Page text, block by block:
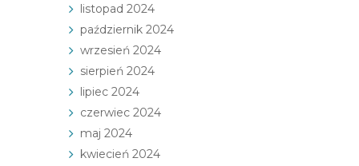
listopad 2024
październik 2024
wrzesień 2024
sierpień 2024
lipiec 2024
czerwiec 2024
maj 2024
kwiecień 2024